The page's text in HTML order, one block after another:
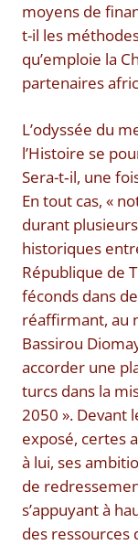
moyens de
t-il les
qu’emploie la
partenaires
L’odyssée du
l’Histoire se
Sera-t‑il, une
En tout cas, «
durant
historiques
République de
féconds dans
réaffirmant, au
Bassirou
accorder une
turcs dans la
2050 ». Devant
exposé, certes
à lui, ses
de
s’appuyant à
des ressources